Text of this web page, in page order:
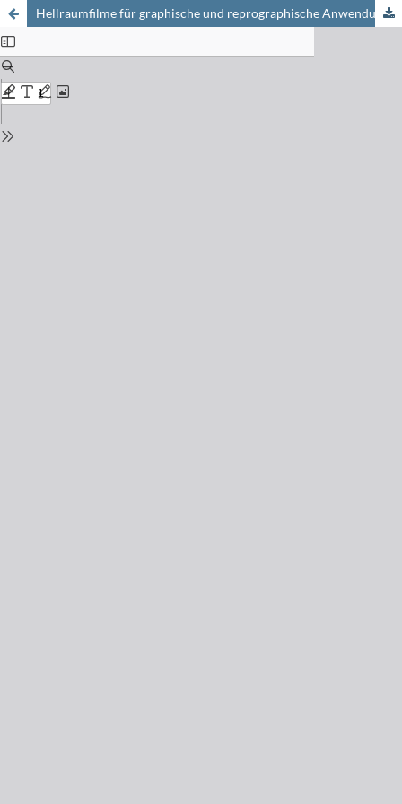
Hellraumfilme für graphische und reprographische Anwendungen